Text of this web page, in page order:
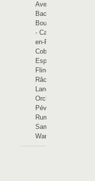
Avelin
Bachy
Bourghelles
- Cappelle-
en-Pévèle
Cobrieux
Esplechin
Flines-lez-
Râches
Landas
Orchies
Pévèle
Rumegies
Saméon
Wannehain